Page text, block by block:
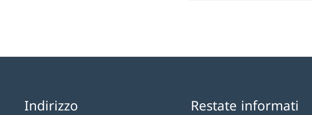
Indirizzo Restate informati